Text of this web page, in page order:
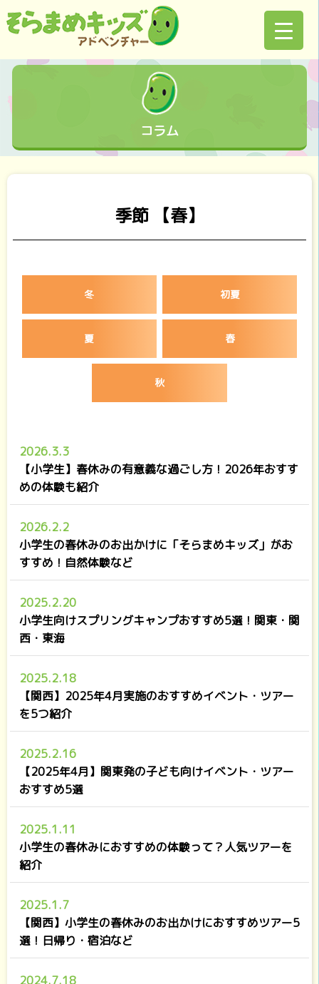
コラム
季節 【春】
冬 初夏
夏 春
秋
2026.3.3
【小学生】春休みの有意義な過ごし方！2026年おすす
めの体験も紹介
2026.2.2
小学生の春休みのお出かけに「そらまめキッズ」がお
すすめ！自然体験など
2025.2.20
小学生向けスプリングキャンプおすすめ5選！関東・関
西・東海
2025.2.18
【関西】2025年4月実施のおすすめイベント・ツアー
を5つ紹介
2025.2.16
【2025年4月】関東発の子ども向けイベント・ツアー
おすすめ5選
2025.1.11
小学生の春休みにおすすめの体験って？人気ツアーを
紹介
2025.1.7
【関西】小学生の春休みのお出かけにおすすめツアー5
選！日帰り・宿泊など
2024.7.18